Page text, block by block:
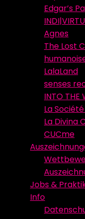
Edgar’s
Agnes
The Lost
LalaLand
senses
INTO THE
La
La Divina
CUCme
Jobs &
Info